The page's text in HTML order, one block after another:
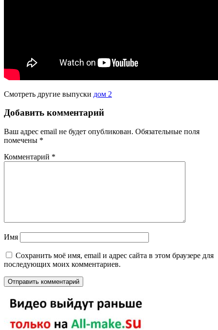
Смотреть другие выпуски дом 2
Добавить комментарий
Ваш адрес email не будет опубликован. Обязательные поля
помечены *
Комментарий *
Имя
Сохранить моё имя, email и адрес сайта в этом браузере для
последующих моих комментариев.